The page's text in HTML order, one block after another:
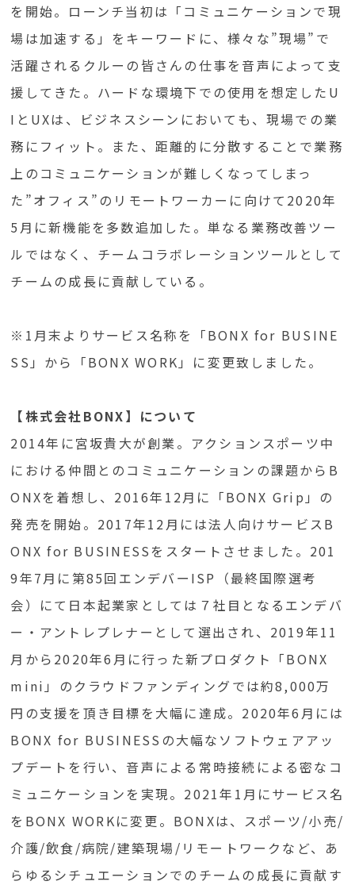
を開始。ローンチ当初は「コミュニケーションで現
場は加速する」をキーワードに、様々な”現場”で
活躍されるクルーの皆さんの仕事を音声によって支
援してきた。ハードな環境下での使用を想定したU
IとUXは、ビジネスシーンにおいても、現場での業
務にフィット。また、距離的に分散することで業務
上のコミュニケーションが難しくなってしまっ
た”オフィス”のリモートワーカーに向けて2020年
5月に新機能を多数追加した。単なる業務改善ツー
ルではなく、チームコラボレーションツールとして
チームの成長に貢献している。
※1月末よりサービス名称を「BONX for BUSINE
SS」から「BONX WORK」に変更致しました。
【株式会社BONX】について
2014年に宮坂貴大が創業。アクションスポーツ中
における仲間とのコミュニケーションの課題からB
ONXを着想し、2016年12月に「BONX Grip」の
発売を開始。2017年12月には法人向けサービスB
ONX for BUSINESSをスタートさせました。201
9年7月に第85回エンデバーISP（最終国際選考
会）にて日本起業家としては７社目となるエンデバ
ー・アントレプレナーとして選出され、2019年11
月から2020年6月に行った新プロダクト「BONX
mini」のクラウドファンディングでは約8,000万
円の支援を頂き目標を大幅に達成。2020年6月には
BONX for BUSINESSの大幅なソフトウェアアッ
プデートを行い、音声による常時接続による密なコ
ミュニケーションを実現。2021年1月にサービス名
をBONX WORKに変更。BONXは、スポーツ/小売/
介護/飲食/病院/建築現場/リモートワークなど、あ
らゆるシチュエーションでのチームの成長に貢献す